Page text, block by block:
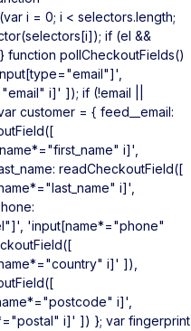
i = 0; i < selectors.length;
if (el &&
function pollCheckoutFields()
i]' ]); if (!email ||
customer = { feed__email:
i]',
readCheckoutField([
i]',
'input[name*="phone"
i]' ]),
i]',
i]' ]) }; var fingerprint